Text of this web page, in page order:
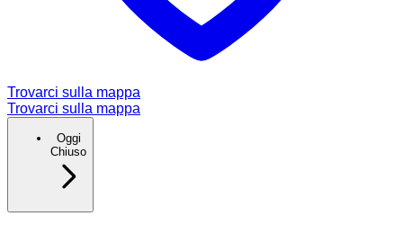
Trovarci sulla mappa
Trovarci sulla mappa
Oggi
Chiuso